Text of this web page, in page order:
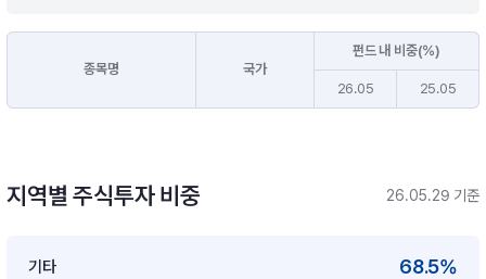
종목명 국가
펀드 내 비중(%)
26.05 25.05
지역별 주식투자 비중 26.05.29 기준
기타 68.5%